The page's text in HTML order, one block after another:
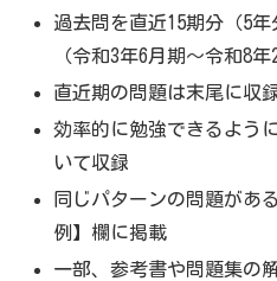
過去問を直近15期分（5年
（令和3年6月期～令和8年
直近期の問題は末尾に収
効率的に勉強できるよう
いて収録
同じパターンの問題があ
例】欄に掲載
一部、参考書や問題集の